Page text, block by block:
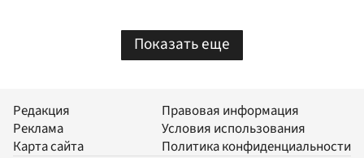
Показать еще
Редакция
Реклама
Карта сайта
Правовая информация
Условия использования
Политика конфиденциальности